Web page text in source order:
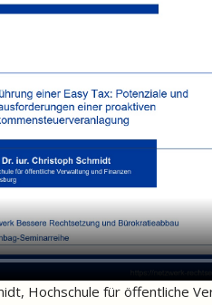
Hochschule für öffentliche